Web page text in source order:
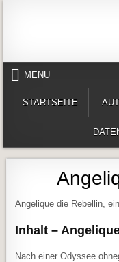
MENU
STARTSEITE
Angelique die Rebellin,
Inhalt –
Nach einer Odyssee